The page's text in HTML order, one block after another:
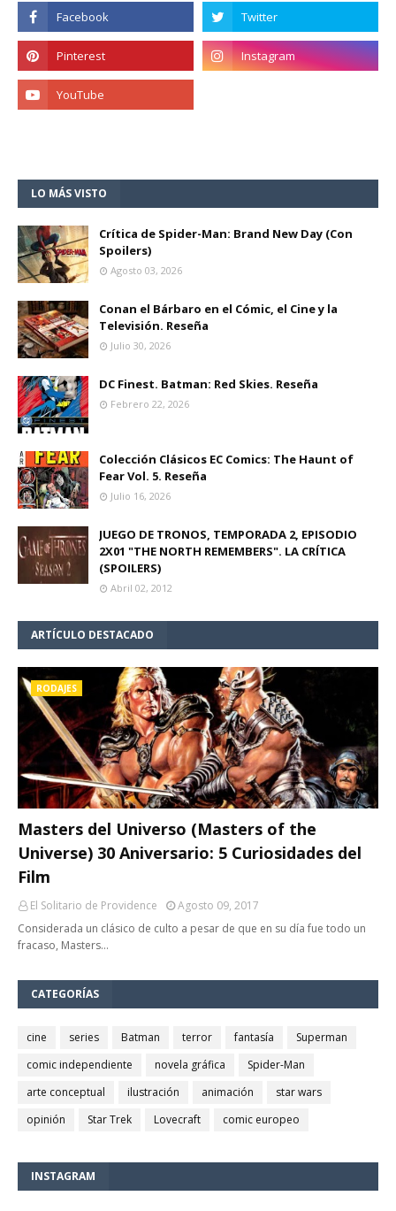
LO MÁS VISTO
Crítica de Spider-Man: Brand New Day (Con
Spoilers)
Agosto 03, 2026
Conan el Bárbaro en el Cómic, el Cine y la
Televisión. Reseña
Julio 30, 2026
DC Finest. Batman: Red Skies. Reseña
Febrero 22, 2026
Colección Clásicos EC Comics: The Haunt of
Fear Vol. 5. Reseña
Julio 16, 2026
JUEGO DE TRONOS, TEMPORADA 2, EPISODIO
2X01 "THE NORTH REMEMBERS". LA CRÍTICA
(SPOILERS)
Abril 02, 2012
ARTÍCULO DESTACADO
RODAJES
Masters del Universo (Masters of the
Universe) 30 Aniversario: 5 Curiosidades del
Film
El Solitario de Providence
Agosto 09, 2017
Considerada un clásico de culto a pesar de que en su día fue todo un
fracaso, Masters…
CATEGORÍAS
cine series Batman terror fantasía
Superman
comic independiente
novela gráfica
Spider-Man
arte conceptual
ilustración animación
star wars
opinión
Star Trek Lovecraft comic europeo
INSTAGRAM